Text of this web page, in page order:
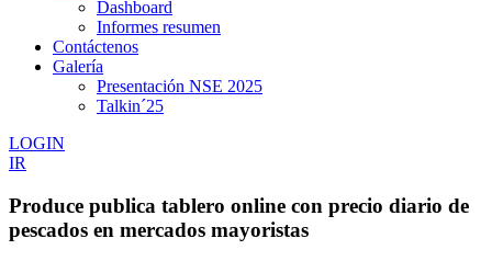
Dashboard
Informes resumen
Contáctenos
Galería
Presentación NSE 2025
Talkin´25
LOGIN
IR
Produce publica tablero online con precio diario de
pescados en mercados mayoristas